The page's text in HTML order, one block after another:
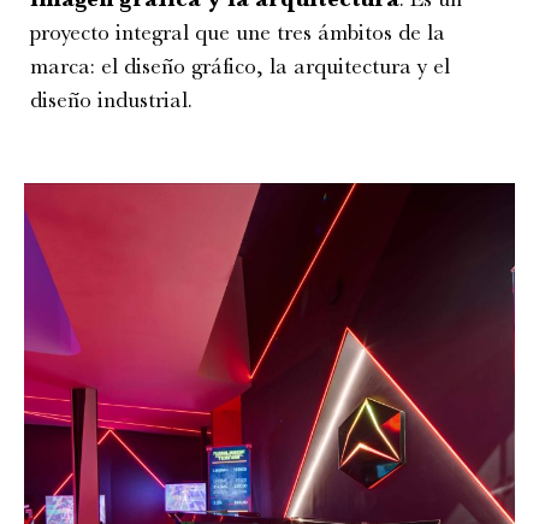
proyecto integral que une tres ámbitos de la
marca: el diseño gráfico, la arquitectura y el
diseño industrial.